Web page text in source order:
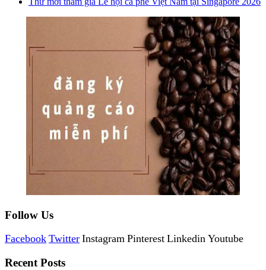
Follow Us
Facebook Twitter Instagram Pinterest Linkedin Youtube
Recent Posts